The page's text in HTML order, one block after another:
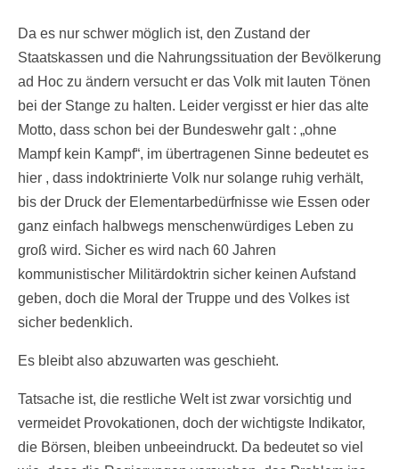
Da es nur schwer möglich ist, den Zustand der
Staatskassen und die Nahrungssituation der Bevölkerung
ad Hoc zu ändern versucht er das Volk mit lauten Tönen
bei der Stange zu halten. Leider vergisst er hier das alte
Motto, dass schon bei der Bundeswehr galt : „ohne
Mampf kein Kampf“, im übertragenen Sinne bedeutet es
hier , dass indoktrinierte Volk nur solange ruhig verhält,
bis der Druck der Elementarbedürfnisse wie Essen oder
ganz einfach halbwegs menschenwürdiges Leben zu
groß wird. Sicher es wird nach 60 Jahren
kommunistischer Militärdoktrin sicher keinen Aufstand
geben, doch die Moral der Truppe und des Volkes ist
sicher bedenklich.
Es bleibt also abzuwarten was geschieht.
Tatsache ist, die restliche Welt ist zwar vorsichtig und
vermeidet Provokationen, doch der wichtigste Indikator,
die Börsen, bleiben unbeeindruckt. Da bedeutet so viel